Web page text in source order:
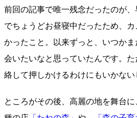
前回の記事で唯一残念だったのが
でちょうどお昼寝中だったため、
かったこと。以来ずっと、いつか
会いたいなと思っていたんです。
絡して押しかけるわけにもいかな
ところがその後、高麗の地を舞台